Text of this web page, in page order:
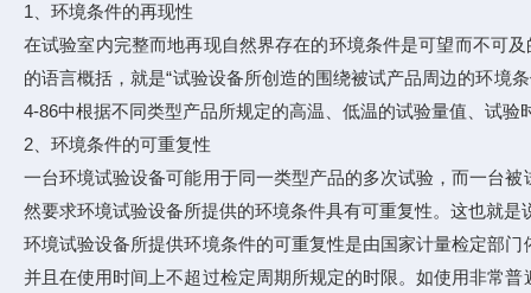
1、环境条件的再现性
在试验室内完整而地再现自然界存在的环境条件是可望而不可
的语言概括，就是“试验设备所创造的围绕被试产品周边的环境
4-86中根据不同类型产品所规定的高温、低温的试验量值、试
2、环境条件的可重复性
一台环境试验设备可能用于同一类型产品的多次试验，而一台
然要求环境试验设备所提供的环境条件具有可重复性。这也就
环境试验设备所提供环境条件的可重复性是由国家计量检定部
并且在使用时间上不超过检定周期所规定的时限。如使用非常